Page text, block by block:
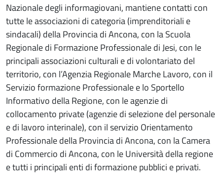
Nazionale degli informagiovani, mantiene contatti con
tutte le associazioni di categoria (imprenditoriali e
sindacali) della Provincia di Ancona, con la Scuola
Regionale di Formazione Professionale di Jesi, con le
principali associazioni culturali e di volontariato del
territorio, con l’Agenzia Regionale Marche Lavoro, con il
Servizio formazione Professionale e lo Sportello
Informativo della Regione, con le agenzie di
collocamento private (agenzie di selezione del personale
e di lavoro interinale), con il servizio Orientamento
Professionale della Provincia di Ancona, con la Camera
di Commercio di Ancona, con le Università della regione
e tutti i principali enti di formazione pubblici e privati.